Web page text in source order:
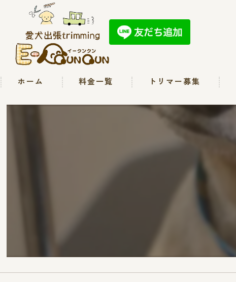
ホーム 料金一覧 トリマー募集